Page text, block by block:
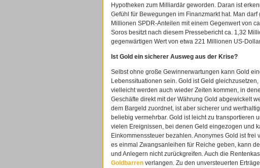
Hypotheken zum Milliardär geworden. Daran ist
Gefühl für Bewegungen im Finanzmarkt hat. Man
Millionen SPDR-Anteilen mit einem Gegenwert von
Soros besitzt nach diesem Pressebericht ca. 1,32
gegenwärtigen Wert von etwa 221 Millionen US-
Ist Gold ein sicherer Ausweg aus der Krise?
Selbst ohne große Gewinnerwartungen kann Gold
Lebenssituationen sein. Gold ist Geld
vielleicht werden auch wieder Zeiten kommen, in
Geschäfte direkt mit der Währung Gold abgewickelt
dem Bargeld zuordnet, ist aber sicherer und
beliebig vermehrbar. Gold ist leicht zu transportieren
vielen Ereignissen, bei denen Geld eingezogen und
Einkommenssteuer bezahlen. Anonymes Gold ist
es einmal Zwangsanleihen für Reiche geben, kann
und Anlegern nicht zurückgreifen. Auch die
Goldbarren verlangen. Zu den unversteuerten